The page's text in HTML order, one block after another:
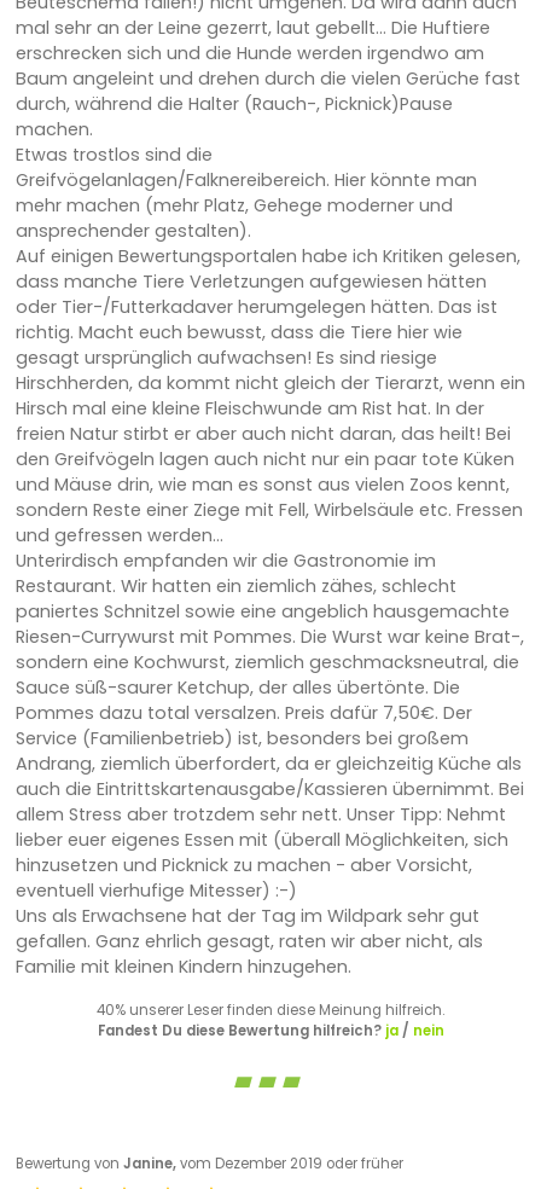
mal sehr an der Leine gezerrt, laut gebellt... Die Huftiere
erschrecken sich und die Hunde werden irgendwo am
Baum angeleint und drehen durch die vielen Gerüche fast
durch, während die Halter (Rauch-, Picknick)Pause
machen.
Etwas trostlos sind die
Greifvögelanlagen/Falknereibereich. Hier könnte man
mehr machen (mehr Platz, Gehege moderner und
ansprechender gestalten).
Auf einigen Bewertungsportalen habe ich Kritiken gelesen,
dass manche Tiere Verletzungen aufgewiesen hätten
oder Tier-/Futterkadaver herumgelegen hätten. Das ist
richtig. Macht euch bewusst, dass die Tiere hier wie
gesagt ursprünglich aufwachsen! Es sind riesige
Hirschherden, da kommt nicht gleich der Tierarzt, wenn ein
Hirsch mal eine kleine Fleischwunde am Rist hat. In der
freien Natur stirbt er aber auch nicht daran, das heilt! Bei
den Greifvögeln lagen auch nicht nur ein paar tote Küken
und Mäuse drin, wie man es sonst aus vielen Zoos kennt,
sondern Reste einer Ziege mit Fell, Wirbelsäule etc. Fressen
und gefressen werden...
Unterirdisch empfanden wir die Gastronomie im
Restaurant. Wir hatten ein ziemlich zähes, schlecht
paniertes Schnitzel sowie eine angeblich hausgemachte
Riesen-Currywurst mit Pommes. Die Wurst war keine Brat-,
sondern eine Kochwurst, ziemlich geschmacksneutral, die
Sauce süß-saurer Ketchup, der alles übertönte. Die
Pommes dazu total versalzen. Preis dafür 7,50€. Der
Service (Familienbetrieb) ist, besonders bei großem
Andrang, ziemlich überfordert, da er gleichzeitig Küche als
auch die Eintrittskartenausgabe/Kassieren übernimmt. Bei
allem Stress aber trotzdem sehr nett. Unser Tipp: Nehmt
lieber euer eigenes Essen mit (überall Möglichkeiten, sich
hinzusetzen und Picknick zu machen - aber Vorsicht,
eventuell vierhufige Mitesser) :-)
Uns als Erwachsene hat der Tag im Wildpark sehr gut
gefallen. Ganz ehrlich gesagt, raten wir aber nicht, als
Familie mit kleinen Kindern hinzugehen.
40% unserer Leser finden diese Meinung hilfreich.
Fandest Du diese Bewertung hilfreich? ja/ nein
Bewertung von Janine,vom Dezember 2019 oder früher